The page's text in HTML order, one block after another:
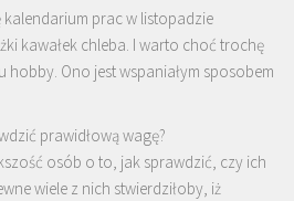
kalendarium prac w listopadzie
kawałek chleba. I warto choć trochę
Ono jest wspaniałym sposobem
prawidłową wagę?
osób o to, jak sprawdzić, czy ich
wiele z nich stwierdziłoby, iż